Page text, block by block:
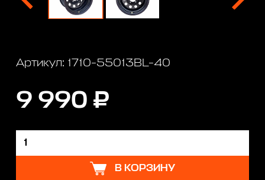
Артикул: 1710-55013BL-40
9 990 ₽
В КОРЗИНУ